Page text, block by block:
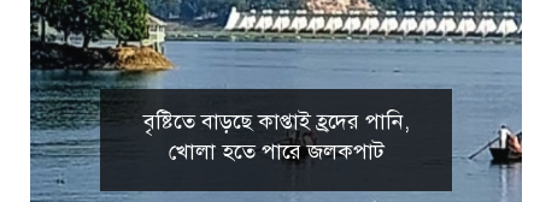
বৃষ্টিতে বাড়ছে কাপ্তাই হ্রদের পানি,
খোলা হতে পারে জলকপাট